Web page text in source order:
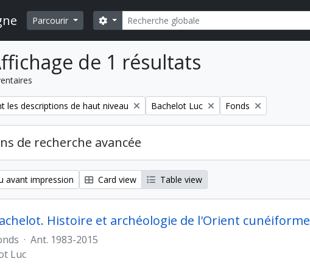
Parcourir Rechercher
Search options
de 1 résultats
les descriptions de haut niveau Remove filter:
Bachelot Luc Remove filter:
Fonds
de recherche avancée
avant impression Card view Table view
Histoire et archéologie de l'Orient cunéiforme
· Ant. 1983-2015
Luc